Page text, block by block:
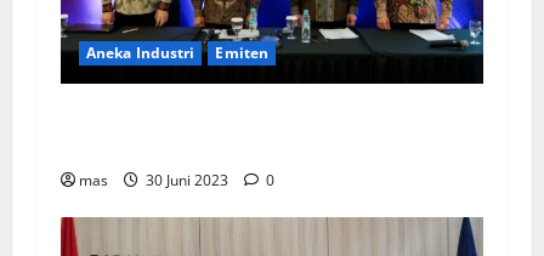
Aneka Industri Emiten
mas 30 Juni 2023 0